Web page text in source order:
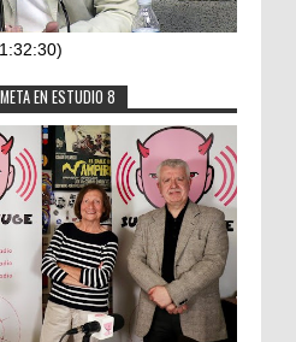
EN ESTUDIO 8